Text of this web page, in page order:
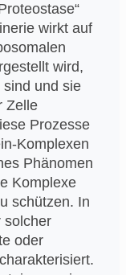
wirkt auf
wird,
und sie
Zelle
Prozesse
Komplexen
Phänomen
Komplexe
schützen. In
solcher
oder